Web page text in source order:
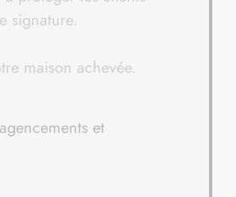
signature.
maison achevée.
et